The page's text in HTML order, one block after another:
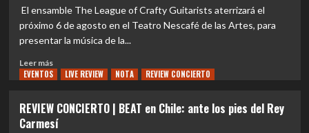
el
maestro
Tony
regresa
a
para
revivir
El ensamble The League of Crafty Guitarists aterrizará el
próximo 6 de agosto en el Teatro Nescafé de las Artes, para
presentar la música de la...
Leer másLeer
más
|
The
EVENTOS LIVE REVIEW NOTA REVIEW CONCIERTO
REVIEW CONCIERTO | BEAT en Chile: ante los pies del Rey
Carmesí